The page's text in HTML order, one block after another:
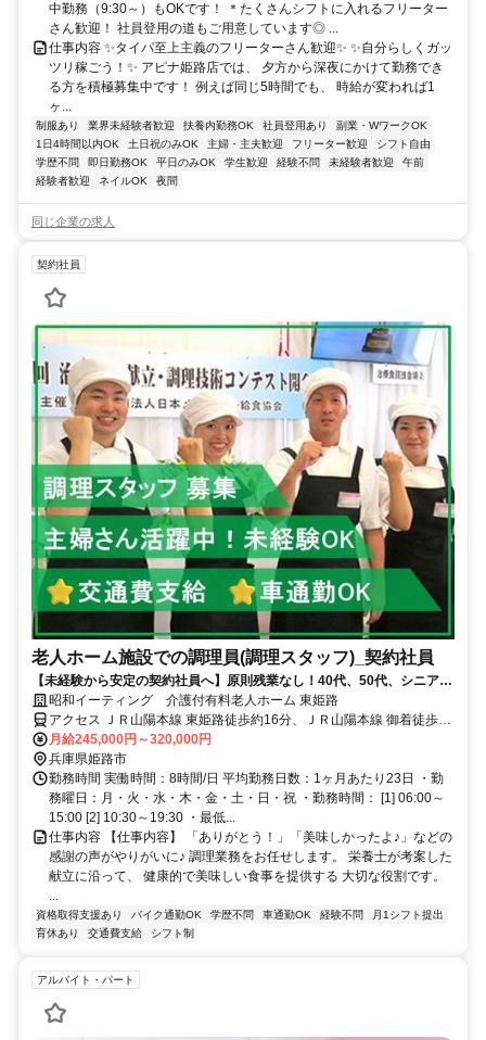
中勤務（9:30～）もOKです！ ＊たくさんシフトに入れるフリーター
さん歓迎！ 社員登用の道もご用意しています◎ ...
仕事内容 ✨タイパ至上主義のフリーターさん歓迎✨ ✨自分らしくガッ
ツリ稼ごう！✨ アピナ姫路店では、 夕方から深夜にかけて勤務でき
る方を積極募集中です！ 例えば同じ5時間でも、 時給が変われば1
ヶ...
制服あり 業界未経験者歓迎 扶養内勤務OK 社員登用あり
副業・WワークOK
1日4時間以内OK
土日祝のみOK 主婦・主夫歓迎 フリーター歓迎
シフト自由
学歴不問
即日勤務OK 平日のみOK 学生歓迎 経験不問 未経験者歓迎
午前
経験者歓迎
ネイルOK 夜間
同じ企業の求人
契約社員
老人ホーム施設での調理員(調理スタッフ)_契約社員
【未経験から安定の契約社員へ】原則残業なし！40代、50代、シニア活
躍中！調理師免許がなくてもOK♪
昭和イーティング 介護付有料老人ホーム 東姫路
アクセス ＪＲ山陽本線 東姫路徒歩約16分、ＪＲ山陽本線 御着徒歩約
22分 神姫バス 「市川橋東詰」バス停より徒歩1分
月給245,000円～320,000円
兵庫県姫路市
勤務時間 実働時間：8時間/日 平均勤務日数：1ヶ月あたり23日 ・勤
務曜日：月・火・水・木・金・土・日・祝 ・勤務時間： [1] 06:00～
15:00 [2] 10:30～19:30 ・最低...
仕事内容 【仕事内容】 「ありがとう！」「美味しかったよ♪」などの
感謝の声がやりがいに♪ 調理業務をお任せします。 栄養士が考案した
献立に沿って、 健康的で美味しい食事を提供する 大切な役割です。
...
資格取得支援あり バイク通勤OK 学歴不問 車通勤OK 経験不問
月1シフト提出
育休あり
交通費支給 シフト制
アルバイト・パート